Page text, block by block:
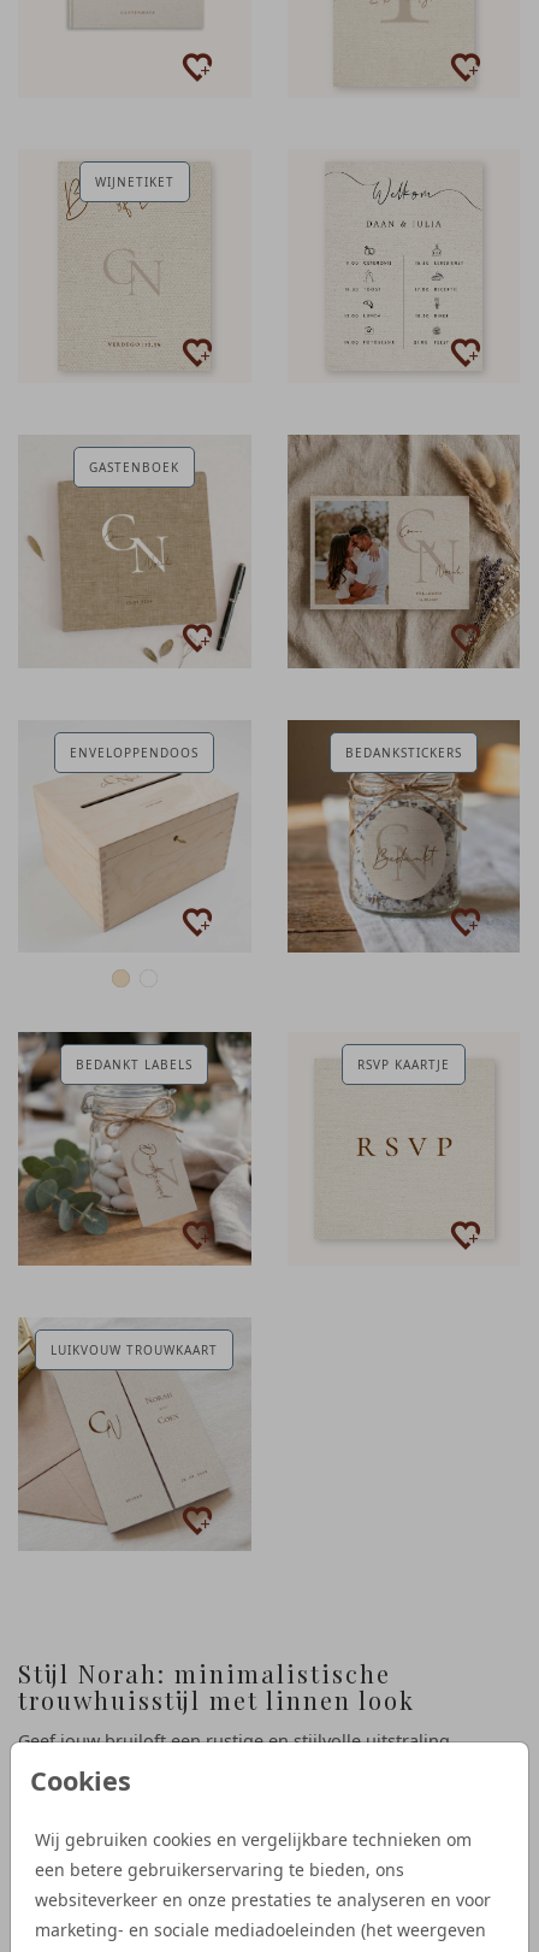
Cookies
Wij gebruiken cookies en vergelijkbare technieken om
een betere gebruikerservaring te bieden, ons
websiteverkeer en onze prestaties te analyseren en voor
marketing- en sociale mediadoeleinden (het weergeven
WIJNETIKET
GASTENBOEK
ENVELOPPENDOOS BEDANKSTICKERS
BEDANKT LABELS RSVP KAARTJE
LUIKVOUW TROUWKAART
Stijl Norah: minimalistische
trouwhuisstijl met linnen look
Geef jouw bruiloft een rustige en stijlvolle uitstraling
met
Stijl Norah
kleuren zoals beige, zand en bruin. Met subtiele details,
zoals initialen in de vorm van een trouwlogo, is deze stijl
eenvoudig en tijdloos. Perfect voor een moderne en
verfijnde bruiloft.